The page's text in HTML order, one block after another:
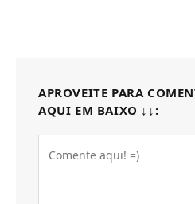
APROVEITE PARA
AQUI EM BAIXO ↓↓: